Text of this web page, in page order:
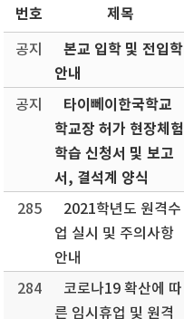
번호 제목
공지
본교 입학 및 전입학
안내
공지
타이뻬이한국학교
학교장 허가 현장체험
학습 신청서 및 보고
서, 결석계 양식
285
2021학년도 원격수
업 실시 및 주의사항
안내
284
코로나19 확산에 따
른 임시휴업 및 원격